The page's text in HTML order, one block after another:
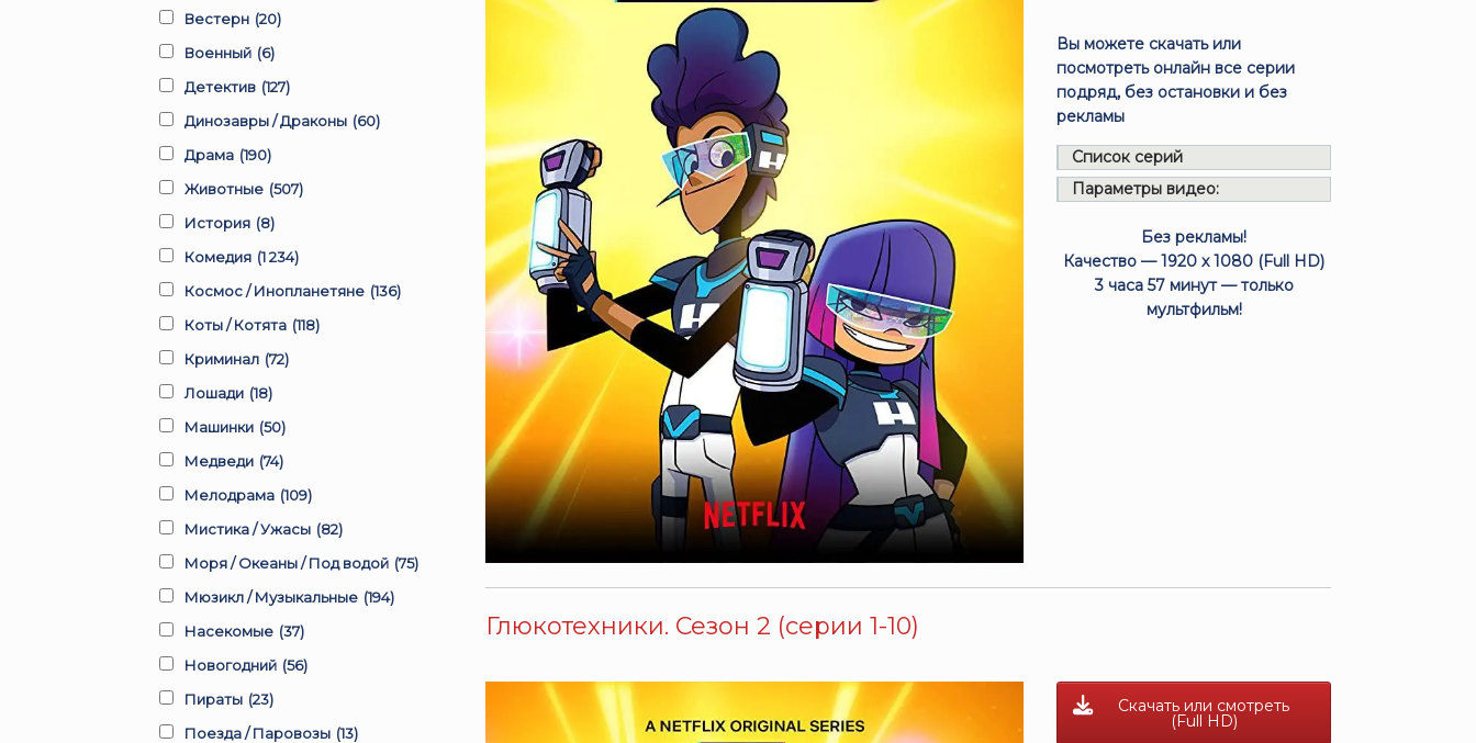
Вы можете скачать или
посмотреть онлайн все серии
подряд, без остановки и без
рекламы
Список серий
Параметры видео:
Без рекламы!
Качество — 1920 x 1080 (Full HD)
3 часа 57 минут — только
мультфильм!
Глюкотехники. Сезон 2 (серии 1-10)
Скачать или смотреть
(Full HD)
Вестерн (20)
Военный (6)
Детектив (127)
Динозавры / Драконы (60)
Драма (190)
Животные (507)
История (8)
Комедия (1 234)
Космос / Инопланетяне (136)
Коты / Котята (118)
Криминал (72)
Лошади (18)
Машинки (50)
Медведи (74)
Мелодрама (109)
Мистика / Ужасы (82)
Моря / Океаны / Под водой (75)
Мюзикл / Музыкальные (194)
Насекомые (37)
Новогодний (56)
Пираты (23)
Поезда / Паровозы (13)